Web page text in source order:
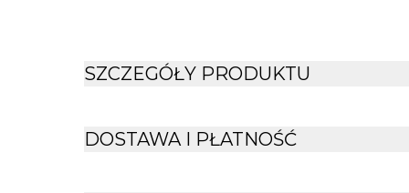
SZCZEGÓŁY PRODUKTU
DOSTAWA I PŁATNOŚĆ